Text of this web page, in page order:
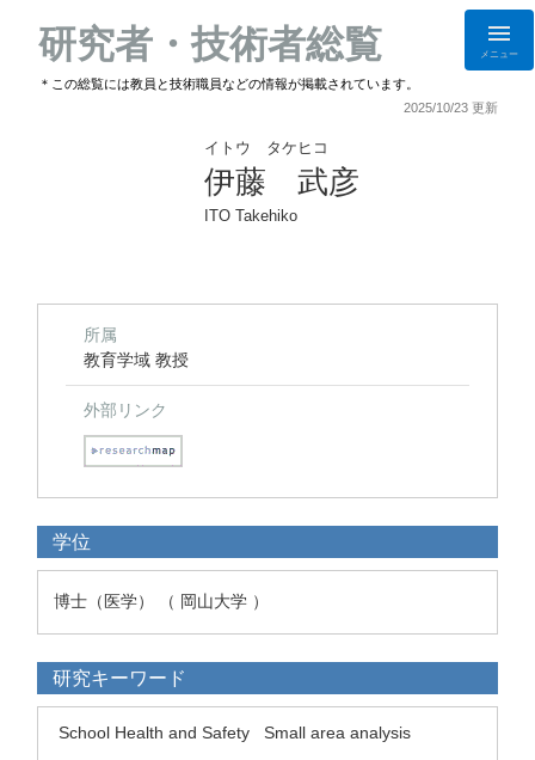
研究者・技術者総覧
＊この総覧には教員と技術職員などの情報が掲載されています。
メニュー
2025/10/23 更新
イトウ タケヒコ
伊藤 武彦
ITO Takehiko
所属
教育学域 教授
外部リンク
学位
博士（医学） （ 岡山大学 ）
研究キーワード
School Health and Safety
Small area analysis